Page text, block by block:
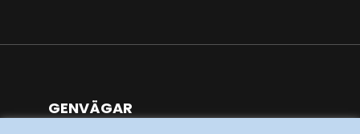
GENVÄGAR